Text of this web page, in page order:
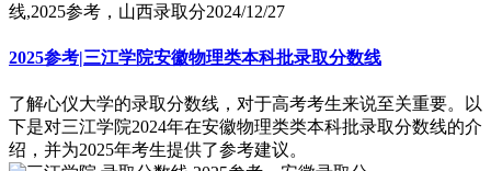
线,2025参考，山西录取分2024/12/27
2025参考|三江学院安徽物理类本科批录取分数线
了解心仪大学的录取分数线，对于高考考生来说至关重要。以
下是对三江学院2024年在安徽物理类类本科批录取分数线的介
绍，并为2025年考生提供了参考建议。